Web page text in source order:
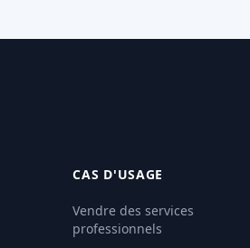
CAS D'USAGE
Vendre des services
professionnels